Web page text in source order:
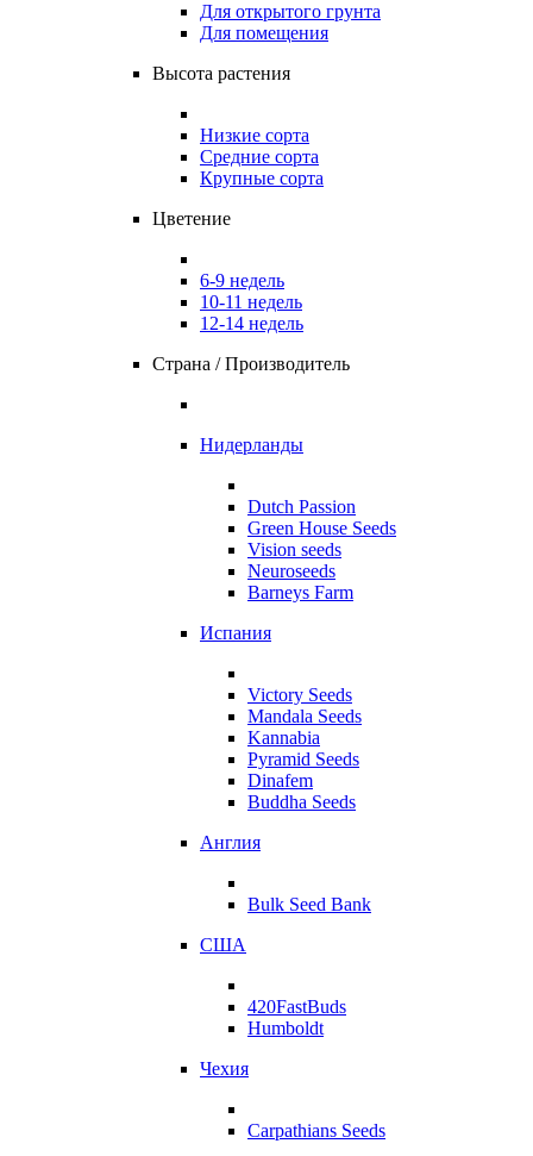
Для открытого грунта
Для помещения
Высота растения
Низкие сорта
Средние сорта
Крупные сорта
Цветение
6-9 недель
10-11 недель
12-14 недель
Страна / Производитель
Нидерланды
Dutch Passion
Green House Seeds
Vision seeds
Neuroseeds
Barneys Farm
Испания
Victory Seeds
Mandala Seeds
Kannabia
Pyramid Seeds
Dinafem
Buddha Seeds
Англия
Bulk Seed Bank
США
420FastBuds
Humboldt
Чехия
Carpathians Seeds